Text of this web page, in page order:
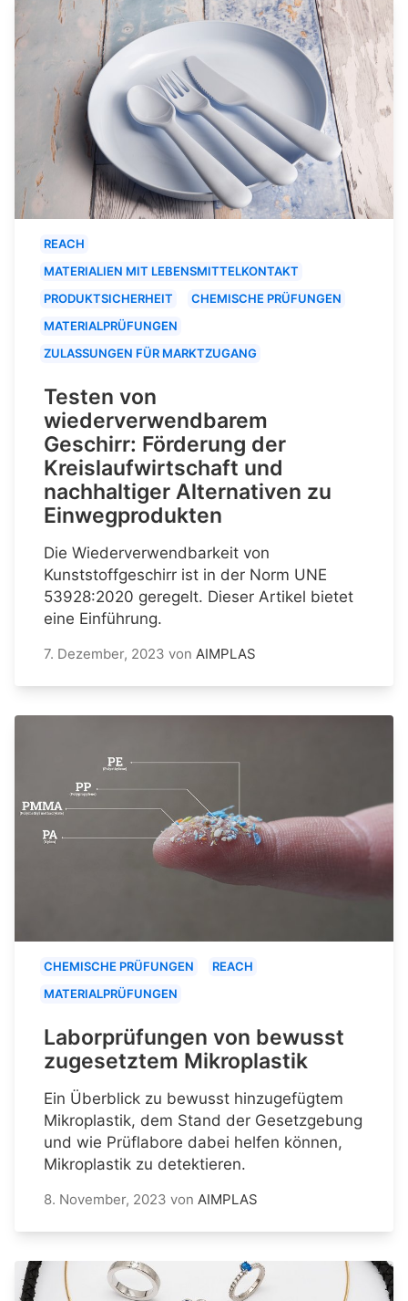
REACH
MATERIALIEN MIT LEBENSMITTELKONTAKT
PRODUKTSICHERHEIT
CHEMISCHE PRÜFUNGEN
MATERIALPRÜFUNGEN
ZULASSUNGEN FÜR MARKTZUGANG
Testen von
wiederverwendbarem
Geschirr: Förderung der
Kreislaufwirtschaft und
nachhaltiger Alternativen zu
Einwegprodukten
Die Wiederverwendbarkeit von
Kunststoffgeschirr ist in der Norm UNE
53928:2020 geregelt. Dieser Artikel bietet
eine Einführung.
7. Dezember, 2023 von AIMPLAS
CHEMISCHE PRÜFUNGEN
REACH
MATERIALPRÜFUNGEN
Laborprüfungen von bewusst
zugesetztem Mikroplastik
Ein Überblick zu bewusst hinzugefügtem
Mikroplastik, dem Stand der Gesetzgebung
und wie Prüflabore dabei helfen können,
Mikroplastik zu detektieren.
8. November, 2023 von AIMPLAS